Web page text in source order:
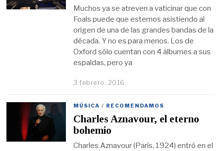
Muchos ya se atreven a vaticinar que con
Foals puede que estemos asistiendo al
origen de una de las grandes bandas de la
década. Y no es para menos. Los de
Oxford sólo cuentan con 4 álbumes a sus
espaldas, pero ya
3 febrero, 2016
MÚSICA / RECOMENDAMOS
Charles Aznavour, el eterno
bohemio
Charles Aznavour (París, 1924) entró en el